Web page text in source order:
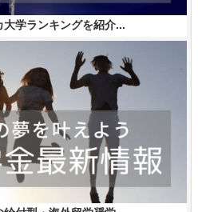
大学ランキングを紹介...